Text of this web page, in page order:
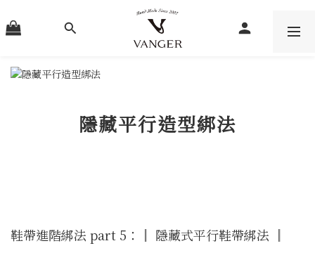
隱藏平行造型綁法
鞋帶進階綁法 part 5：║ 隱藏式平行鞋帶綁法 ║